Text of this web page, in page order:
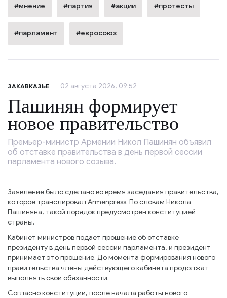
#мнение #партия #акции #протесты
#парламент #евросоюз
ЗАКАВКАЗЬЕ 02 августа 2026, 09:52
Пашинян формирует
новое правительство
Премьер-министр Армении Никол Пашинян объявил
об отставке правительства в день первой сессии
парламента нового созыва.
Заявление было сделано во время заседания правительства,
которое транслировал Armenpress. По словам Никола
Пашиняна, такой порядок предусмотрен конституцией
страны.
Кабинет министров подаёт прошение об отставке
президенту в день первой сессии парламента, и президент
принимает это прошение. До момента формирования нового
правительства члены действующего кабинета продолжат
выполнять свои обязанности.
Согласно конституции, после начала работы нового